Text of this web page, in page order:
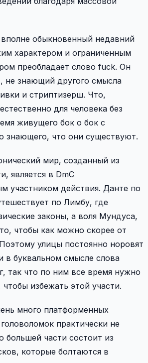
обыкновенный недавний
характером и ограниченным
преобладает слово fuck. Он
не знающий другого смысла
и стриптизерш. Что,
для человека без
живущего бок о бок с
знающего, что они существуют.
мир, созданный из
является в DmC
участником действия. Данте по
по Лимбу, где
законы, а воля Мундуса,
чтобы как можно скорее от
улицы постоянно норовят
в буквальном смысле слова
так что по ним все время нужно
чтобы избежать этой участи.
много платформенных
практически не
большей части состоит из
которые болтаются в